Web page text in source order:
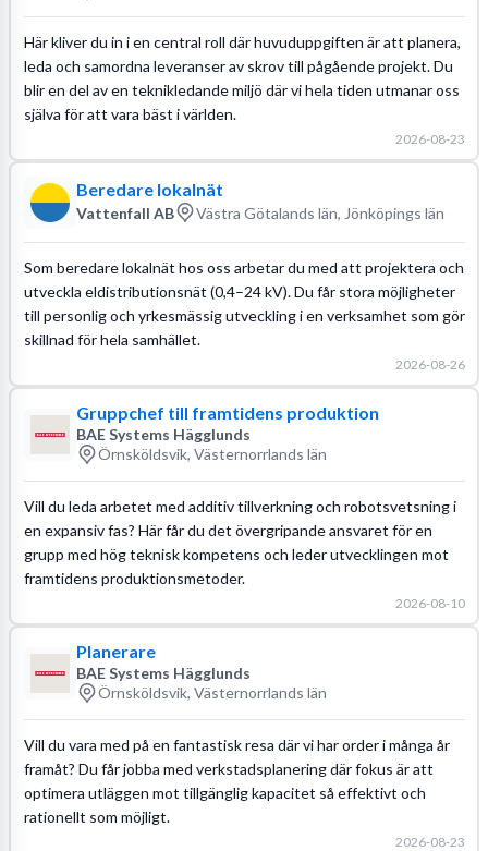
Här kliver du in i en central roll där huvuduppgiften är att planera,
leda och samordna leveranser av skrov till pågående projekt. Du
blir en del av en teknikledande miljö där vi hela tiden utmanar oss
själva för att vara bäst i världen.
2026-08-23
Beredare lokalnät
Vattenfall AB Västra Götalands län, Jönköpings län
Som beredare lokalnät hos oss arbetar du med att projektera och
utveckla eldistributionsnät (0,4–24 kV). Du får stora möjligheter
till personlig och yrkesmässig utveckling i en verksamhet som gör
skillnad för hela samhället.
2026-08-26
Gruppchef till framtidens produktion
BAE Systems Hägglunds
Örnsköldsvik, Västernorrlands län
Vill du leda arbetet med additiv tillverkning och robotsvetsning i
en expansiv fas? Här får du det övergripande ansvaret för en
grupp med hög teknisk kompetens och leder utvecklingen mot
framtidens produktionsmetoder.
2026-08-10
Planerare
BAE Systems Hägglunds
Örnsköldsvik, Västernorrlands län
Vill du vara med på en fantastisk resa där vi har order i många år
framåt? Du får jobba med verkstadsplanering där fokus är att
optimera utläggen mot tillgänglig kapacitet så effektivt och
rationellt som möjligt.
2026-08-23